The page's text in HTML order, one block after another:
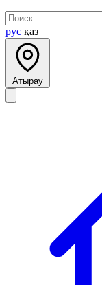
рус қаз
Атырау